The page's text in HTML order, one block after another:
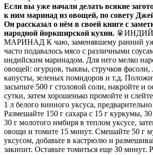
Если вы уже начали делать всякие
к ним маринад из овощей, по совету
Он рассказал о нём в своей книге с
народной йоркширской кухни.
МАРИHАД К чаю, заменявшему ранний
часто подавалось мясо с различными
индийским маринадом. Для него мелко
овощей: огурцов, тыквы, стручков фасоли,
капусты, зеленых помидоров и т.д.
засыпьте 500 г столовой соли, накройте и
сутки, затем хорошенько промойте и
1 л белого винного уксуса,
Размешайте 150 г сахара с 15 г куркумы,
30 г молотого имбиря в теплом уксусе,
овощи и томите 15 минут. Смешайте 50 г
уксусом, добавьте в кастрюлю и
закипит. Оставьте томиться еще 30 минут.